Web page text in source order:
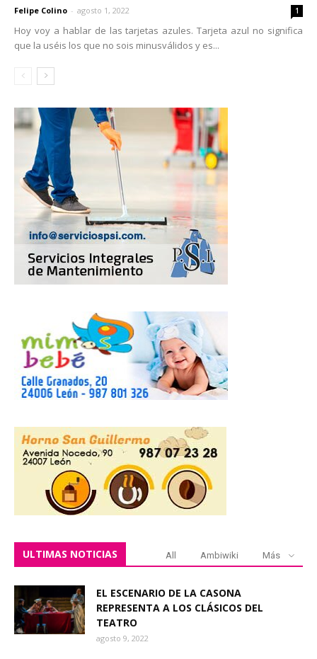
Felipe Colino - agosto 1, 2022 1
Hoy voy a hablar de las tarjetas azules. Tarjeta azul no significa
que la uséis los que no sois minusválidos y es...
ULTIMAS NOTICIAS All Ambiwiki Más
EL ESCENARIO DE LA CASONA
REPRESENTA A LOS CLÁSICOS DEL
TEATRO
agosto 9, 2022